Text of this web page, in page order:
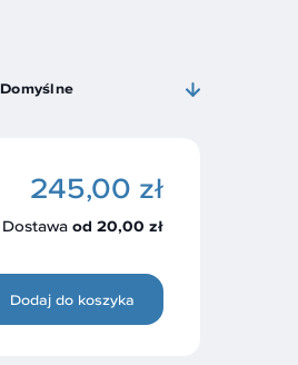
Domyślne
245,00 zł
Dostawa od 20,00 zł
Dodaj do koszyka